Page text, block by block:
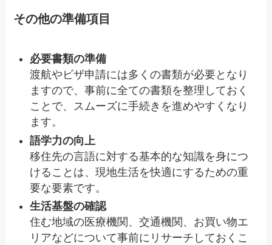
その他の準備項目
必要書類の準備
渡航やビザ申請には多くの書類が必要となり
ますので、事前に全ての書類を整理しておく
ことで、スムーズに手続きを進めやすくなり
ます。
語学力の向上
移住先の言語に対する基本的な知識を身につ
けることは、現地生活を快適にするための重
要な要素です。
生活基盤の確認
住む地域の医療機関、交通機関、お買い物エ
リアなどについて事前にリサーチしておくこ